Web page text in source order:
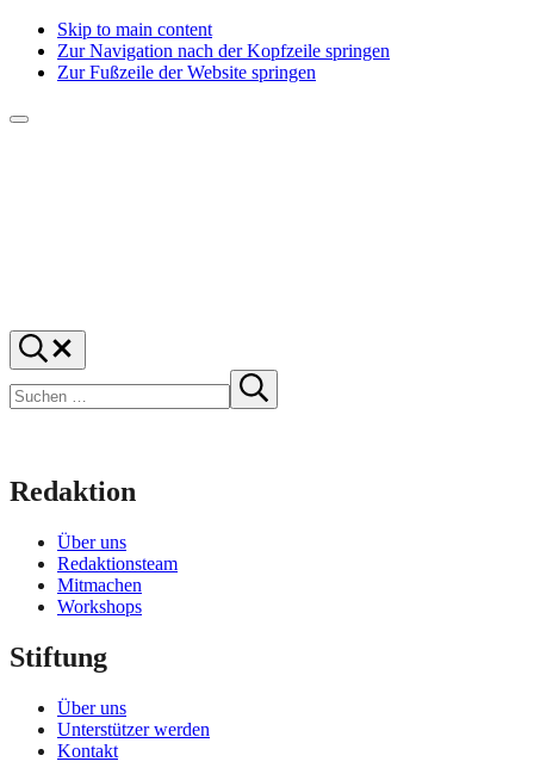
Skip to main content
Zur Navigation nach der Kopfzeile springen
Zur Fußzeile der Website springen
Menü
f1rstlife
Und
was
denkst
du?
Suchen
…
Suche
starten
Redaktion
Über uns
Redaktionsteam
Mitmachen
Workshops
Stiftung
Über uns
Unterstützer werden
Kontakt